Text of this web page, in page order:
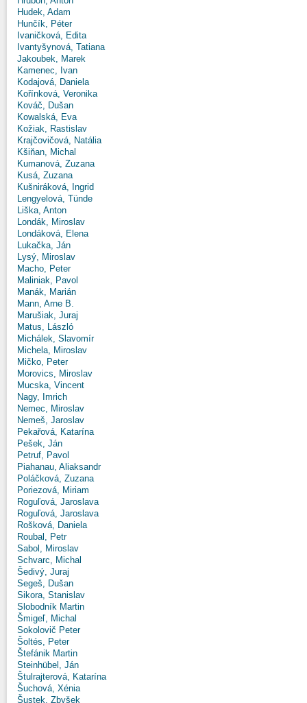
Hudek, Adam
Hunčík, Péter
Ivaničková, Edita
Ivantyšynová, Tatiana
Jakoubek, Marek
Kamenec, Ivan
Kodajová, Daniela
Kořínková, Veronika
Kováč, Dušan
Kowalská, Eva
Kožiak, Rastislav
Krajčovičová, Natália
Kšiňan, Michal
Kumanová, Zuzana
Kusá, Zuzana
Kušniráková, Ingrid
Lengyelová, Tünde
Liška, Anton
Londák, Miroslav
Londáková, Elena
Lukačka, Ján
Lysý, Miroslav
Macho, Peter
Maliniak, Pavol
Manák, Marián
Mann, Arne B.
Marušiak, Juraj
Matus, László
Michálek, Slavomír
Michela, Miroslav
Mičko, Peter
Morovics, Miroslav
Mucska, Vincent
Nagy, Imrich
Nemec, Miroslav
Nemeš, Jaroslav
Pekařová, Katarína
Pešek, Ján
Petruf, Pavol
Piahanau, Aliaksandr
Poláčková, Zuzana
Poriezová, Miriam
Roguľová, Jaroslava
Roguľová, Jaroslava
Rošková, Daniela
Roubal, Petr
Sabol, Miroslav
Schvarc, Michal
Šedivý, Juraj
Segeš, Dušan
Sikora, Stanislav
Slobodník Martin
Šmigeľ, Michal
Sokolovič Peter
Šoltés, Peter
Štefánik Martin
Steinhübel, Ján
Štulrajterová, Katarína
Šuchová, Xénia
Šustek, Zbyšek